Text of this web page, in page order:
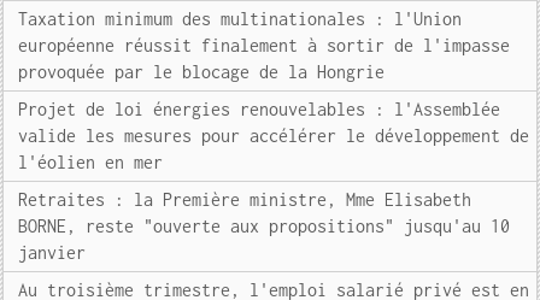
Taxation minimum des multinationales : l'Union
européenne réussit finalement à sortir de l'impasse
provoquée par le blocage de la Hongrie
Projet de loi énergies renouvelables : l'Assemblée
valide les mesures pour accélérer le développement de
l'éolien en mer
Retraites : la Première ministre, Mme Elisabeth
BORNE, reste "ouverte aux propositions" jusqu'au 10
janvier
Au troisième trimestre, l'emploi salarié privé est en